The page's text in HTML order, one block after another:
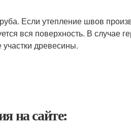
Если утепление швов
вся поверхность. В случае
древесины.
на сайте: